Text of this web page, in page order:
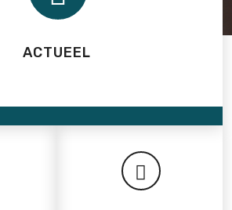
ACTUEEL